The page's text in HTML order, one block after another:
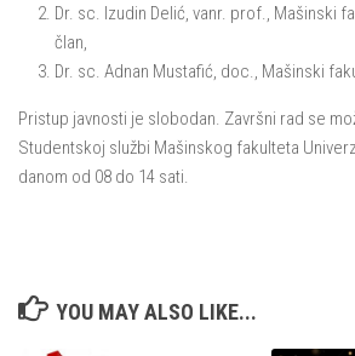
Dr. sc. Izudin Delić, vanr. prof., Mašinski
član,
Dr. sc. Adnan Mustafić, doc., Mašinski
Pristup javnosti je slobodan. Završni rad se
Studentskoj službi Mašinskog fakulteta
danom od 08 do 14 sati.
YOU MAY ALSO LIKE...